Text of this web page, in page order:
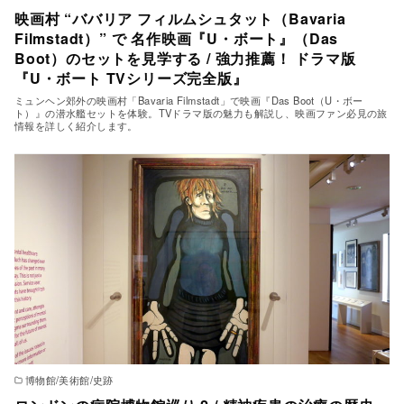
映画村 “ババリア フィルムシュタット（Bavaria
Filmstadt）” で 名作映画『U・ボート』（Das
Boot）のセットを見学する / 強力推薦！ ドラマ版
『U・ボート TVシリーズ完全版』
ミュンヘン郊外の映画村「Bavaria Filmstadt」で映画『Das Boot（U・ボー
ト）』の潜水艦セットを体験。TVドラマ版の魅力も解説し、映画ファン必見の旅
情報を詳しく紹介します。
博物館/美術館/史跡